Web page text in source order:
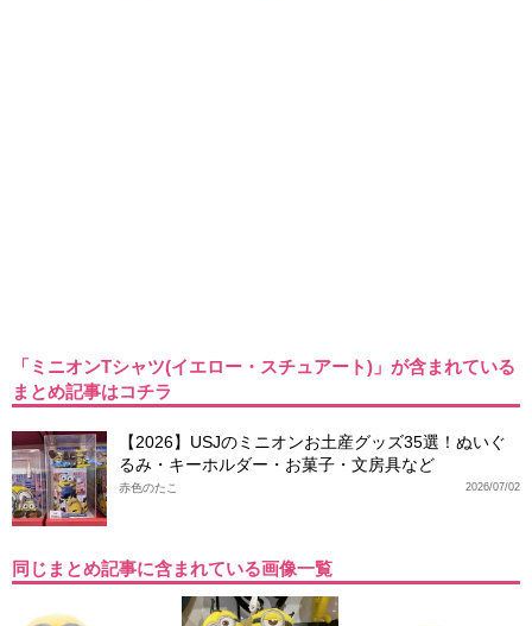
「ミニオンTシャツ(イエロー・スチュアート)」が含まれている
まとめ記事はコチラ
【2026】USJのミニオンお土産グッズ35選！ぬいぐ
るみ・キーホルダー・お菓子・文房具など
2026/07/02
赤色のたこ
同じまとめ記事に含まれている画像一覧